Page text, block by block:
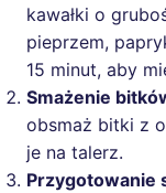
kawałki o
pieprzem,
15 minut, aby
Smażenie
obsmaż bitki z
je na talerz.
Przygotowanie